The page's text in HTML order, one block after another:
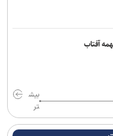
تنگه هرمز
توان نظامی تل‌آویو را
و پذیرش توافق گرفتار
با بهره‌گیری از
آفتاب
بیش
تر